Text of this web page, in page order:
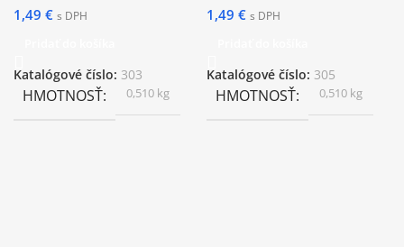
1,49 € s DPH
Katalógové číslo: 303
HMOTNOSŤ 0,510 kg
1,49 € s DPH
Katalógové číslo: 305
HMOTNOSŤ 0,510 kg